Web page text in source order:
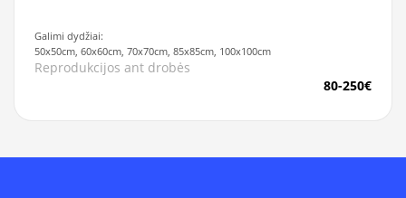
Galimi dydžiai:
50x50cm, 60x60cm, 70x70cm, 85x85cm, 100x100cm
Reprodukcijos ant drobės
80-250€